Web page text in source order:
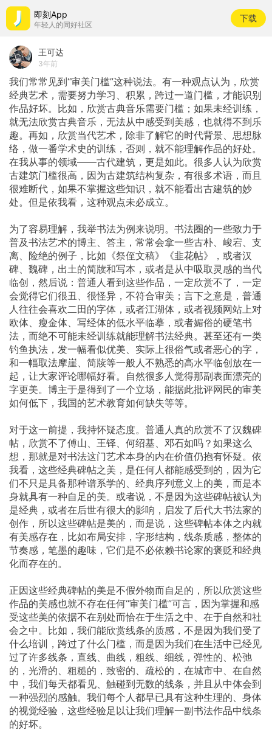
即刻App
年轻人的同好社区
下载
王可达
3年前
我们常常见到“审美门槛”这种说法。有一种观点认为，欣赏
经典艺术，需要努力学习、积累，跨过一道门槛，才能识别
作品好坏。比如，欣赏古典音乐需要门槛；如果未经训练，
就无法欣赏古典音乐，无法从中感受到美感，也就得不到乐
趣。再如，欣赏当代艺术，除非了解它的时代背景、思想脉
络，做一番学术史的训练，否则，就不能理解作品的好处。
在我从事的领域——古代建筑，更是如此。很多人认为欣赏
古建筑门槛很高，因为古建筑结构复杂，有很多术语，而且
很难断代，如果不掌握这些知识，就不能看出古建筑的妙
处。但是依我看，这种观点未必成立。
为了容易理解，我举书法为例来说明。书法圈的一些致力于
普及书法艺术的博主、答主，常常会拿一些古朴、峻宕、支
离、险绝的例子，比如《祭侄文稿》《韭花帖》，或者汉
碑、魏碑，出土的简牍和写本，或者是从中吸取灵感的当代
临创，然后说：普通人看到这些作品，一定欣赏不了，一定
会觉得它们很丑、很怪异，不符合审美；言下之意是，普通
人往往会喜欢二田的字体，或者江湖体，或者视频网站上对
欧体、瘦金体、写经体的低水平临摹，或者媚俗的硬笔书
法，而绝不可能未经训练就能理解书法经典。甚至还有一类
钓鱼执法，发一幅看似优美、实际上很俗气或者恶心的字，
和一幅取法摩崖、简牍等一般人不熟悉的高水平临创放在一
起，让大家评论哪幅好看。自然很多人觉得那副表面漂亮的
字更美。博主于是得到了一个立场，能据此批评网民的审美
如何低下，我国的艺术教育如何缺失等等。
对于这一前提，我持怀疑态度。普通人真的欣赏不了汉魏碑
帖，欣赏不了傅山、王铎、何绍基、邓石如吗？如果这么
想，那就是对书法这门艺术本身的内在价值仍抱有怀疑。依
我看，这些经典碑帖之美，是任何人都能感受到的，因为它
们不只是具备那种谱系学的、经典序列意义上的美，而是本
身就具有一种自足的美。或者说，不是因为这些碑帖被认为
是经典，或者在后世有很大的影响，启发了后代大书法家的
创作，所以这些碑帖是美的，而是说，这些碑帖本体之内就
有美感存在，比如布局安排，字形结构，线条质感，整体的
节奏感，笔墨的趣味，它们是不必依赖书论家的褒贬和经典
化而存在的。
正因这些经典碑帖的美是不假外物而自足的，所以欣赏这些
作品的美感也就不存在任何“审美门槛”可言，因为掌握和感
受这些美的依据不在别处而恰在于生活之中、在于自然和社
会之中。比如，我们能欣赏线条的质感，不是因为我们受了
什么培训，跨过了什么门槛，而是因为我们在生活中已经见
过了许多线条，直线、曲线，粗线、细线，弹性的、松弛
的，光滑的、粗糙的，致密的、疏松的，在城市中、在自然
中，我们每天都看见、触碰到无数的线条，并且从中体会到
一种强烈的感触。我们每个人都早已具有这种生理的、身体
的视觉经验，这些经验足以让我们理解一副书法作品中线条
的好坏。